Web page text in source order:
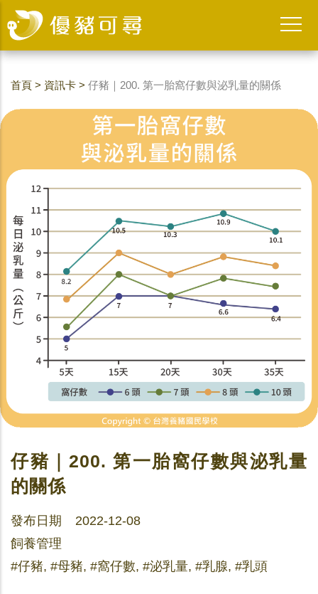
首頁 > 資訊卡 > 仔豬｜200. 第一胎窩仔數與泌乳量的關係
仔豬｜200. 第一胎窩仔數與泌乳量
的關係
發布日期 2022-12-08
飼養管理
#仔豬, #母豬, #窩仔數, #泌乳量, #乳腺, #乳頭